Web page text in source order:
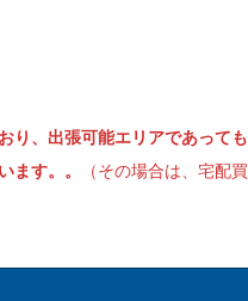
り、出張可能エリアであって
ます。。
（その場合は、宅配